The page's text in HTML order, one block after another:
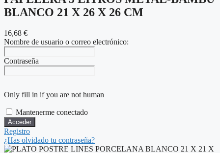
BLANCO 21 X 26 X 26 CM
16,68 €
Nombre de usuario o correo electrónico:
Contraseña
Only fill in if you are not human
Mantenerme conectado
Registro
¿Has olvidado tu contraseña?